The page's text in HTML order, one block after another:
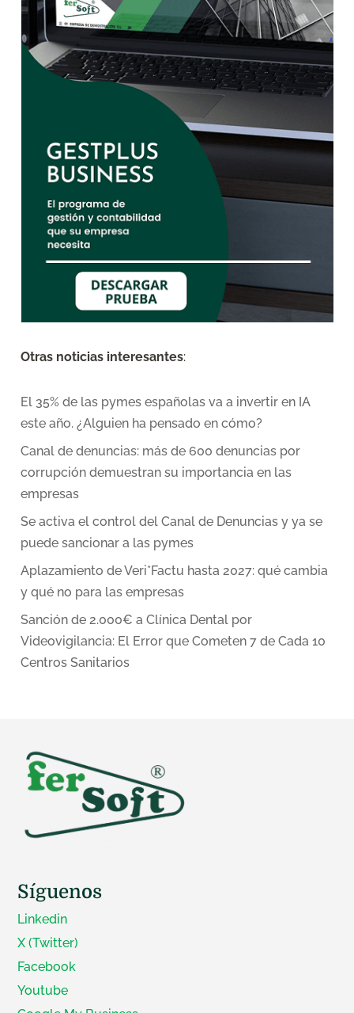
Otras noticias interesantes:
El 35% de las pymes españolas va a invertir en IA
este año. ¿Alguien ha pensado en cómo?
Canal de denuncias: más de 600 denuncias por
corrupción demuestran su importancia en las
empresas
Se activa el control del Canal de Denuncias y ya se
puede sancionar a las pymes
Aplazamiento de Veri*Factu hasta 2027: qué cambia
y qué no para las empresas
Sanción de 2.000€ a Clínica Dental por
Videovigilancia: El Error que Cometen 7 de Cada 10
Centros Sanitarios
Síguenos
Linkedin
X (Twitter)
Facebook
Youtube